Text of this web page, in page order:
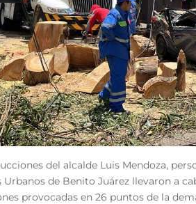
del alcalde Luis Mendoza,
Urbanos de Benito Juárez llevaron a
provocadas en 26 puntos de la